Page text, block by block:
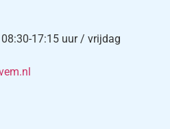
17:15 uur / vrijdag